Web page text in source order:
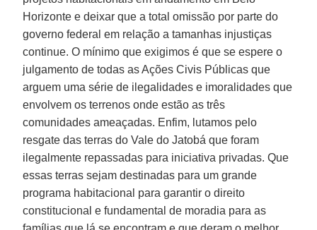
Horizonte e deixar que a total omissão por parte do
governo federal em relação a tamanhas injustiças
continue. O mínimo que exigimos é que se espere o
julgamento de todas as Ações Civis Públicas que
arguem uma série de ilegalidades e imoralidades que
envolvem os terrenos onde estão as três
comunidades ameaçadas. Enfim, lutamos pelo
resgate das terras do Vale do Jatobá que foram
ilegalmente repassadas para iniciativa privadas. Que
essas terras sejam destinadas para um grande
programa habitacional para garantir o direito
constitucional e fundamental de moradia para as